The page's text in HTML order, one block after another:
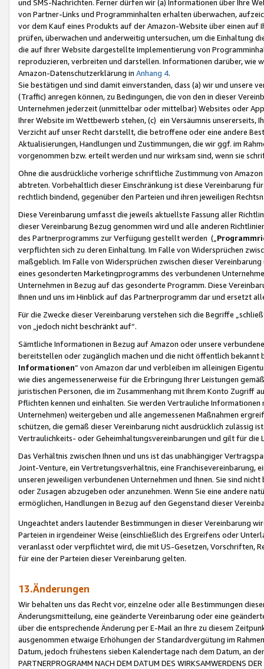
und SMS-Nachrichten. Ferner dürfen wir (a) Informationen über Ihre
von Partner-Links und Programminhalten erhalten überwachen,
vor dem Kauf eines Produkts auf der Amazon-Website über einen
prüfen, überwachen und anderweitig untersuchen, um die Einhaltung
die auf Ihrer Website dargestellte Implementierung von
reproduzieren, verbreiten und darstellen. Informationen darüber, wie
Amazon-Datenschutzerklärung in Anhang 4.
Sie bestätigen und sind damit einverstanden, dass (a) wir und
(Traffic) anregen können, zu Bedingungen, die von den in dieser
Unternehmen jederzeit (unmittelbar oder mittelbar) Websites oder
Ihrer Website im Wettbewerb stehen, (c) ein Versäumnis unsererseits,
Verzicht auf unser Recht darstellt, die betroffene oder eine andere
Aktualisierungen, Handlungen und Zustimmungen, die wir ggf. im
vorgenommen bzw. erteilt werden und nur wirksam sind, wenn sie
Ohne die ausdrückliche vorherige schriftliche Zustimmung von
abtreten. Vorbehaltlich dieser Einschränkung ist diese Vereinbarung
rechtlich bindend, gegenüber den Parteien und ihren jeweiligen
Diese Vereinbarung umfasst die jeweils aktuellste Fassung aller
dieser Vereinbarung Bezug genommen wird und alle anderen
des Partnerprogramms zur Verfügung gestellt werden („
verpflichten sich zu deren Einhaltung. Im Falle von Widersprüchen
maßgeblich. Im Falle von Widersprüchen zwischen dieser
eines gesonderten Marketingprogramms des verbundenen
Unternehmen in Bezug auf das gesonderte Programm. Diese
Ihnen und uns im Hinblick auf das Partnerprogramm dar und ersetzt
Für die Zwecke dieser Vereinbarung verstehen sich die Begriffe
von „jedoch nicht beschränkt auf“.
Sämtliche Informationen in Bezug auf Amazon oder unsere
bereitstellen oder zugänglich machen und die nicht öffentlich
Informationen“ von Amazon dar und verbleiben im alleinigen
wie dies angemessenerweise für die Erbringung Ihrer Leistungen
juristischen Personen, die im Zusammenhang mit Ihrem Konto
Pflichten kennen und einhalten. Sie werden Vertrauliche
Unternehmen) weitergeben und alle angemessenen Maßnahmen
schützen, die gemäß dieser Vereinbarung nicht ausdrücklich zulässig
Vertraulichkeits- oder Geheimhaltungsvereinbarungen und gilt für die
Das Verhältnis zwischen Ihnen und uns ist das unabhängiger
Joint-Venture, ein Vertretungsverhältnis, eine Franchisevereinbarung,
unseren jeweiligen verbundenen Unternehmen und Ihnen. Sie sind
oder Zusagen abzugeben oder anzunehmen. Wenn Sie eine andere
ermöglichen, Handlungen in Bezug auf den Gegenstand dieser
Ungeachtet anders lautender Bestimmungen in dieser Vereinbarung
Parteien in irgendeiner Weise (einschließlich des Ergreifens oder
veranlasst oder verpflichtet wird, die mit US-Gesetzen, Vorschriften,
für eine der Parteien dieser Vereinbarung gelten.
13.Änderungen
Wir behalten uns das Recht vor, einzelne oder alle Bestimmungen
Änderungsmitteilung, eine geänderte Vereinbarung oder eine
über die entsprechende Änderung per E-Mail an Ihre zu diesem
ausgenommen etwaige Erhöhungen der Standardvergütung im
Datum, jedoch frühestens sieben Kalendertage nach dem Datum, an
PARTNERPROGRAMM NACH DEM DATUM DES WIRKSAMWERDENS